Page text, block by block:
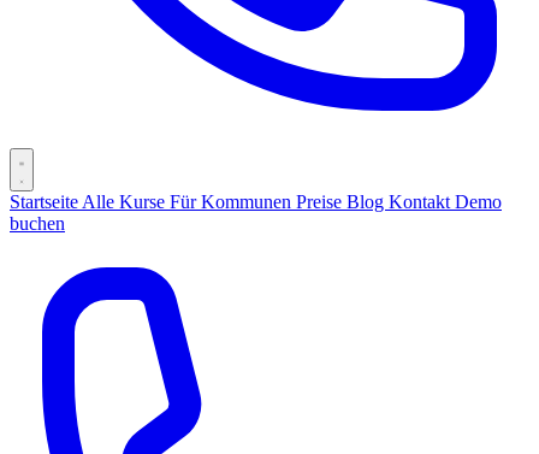
Startseite Alle Kurse Für Kommunen Preise Blog Kontakt Demo
buchen